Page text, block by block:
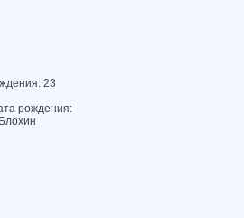
23
рождения: